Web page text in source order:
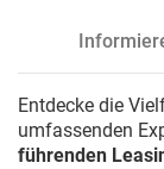
Entdecke die
umfassenden
führenden